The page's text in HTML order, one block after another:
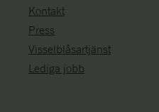
Kontakt
Press
Visselblåsartjänst
Lediga jobb